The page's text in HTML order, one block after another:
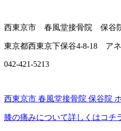
西東京市 春風堂接骨院 保谷
東京都西東京下保谷4-8-18 ア
042-421-5213
西東京市 春風堂接骨院 保谷院
膝の痛みについて詳しくはコチ